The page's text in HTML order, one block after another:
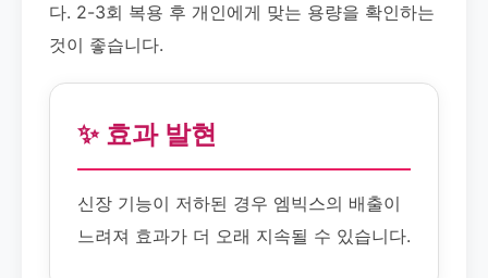
다. 2-3회 복용 후 개인에게 맞는 용량을 확인하는
것이 좋습니다.
✨ 효과 발현
신장 기능이 저하된 경우 엠빅스의 배출이
느려져 효과가 더 오래 지속될 수 있습니다.